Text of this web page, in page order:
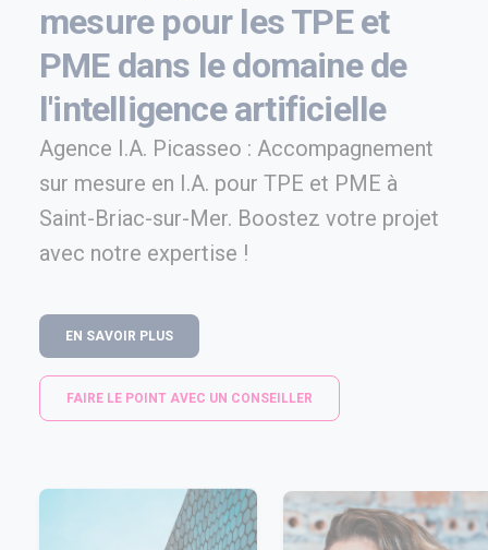
mesure pour les TPE et
PME dans le domaine de
l'intelligence artificielle
Agence I.A. Picasseo : Accompagnement
sur mesure en I.A. pour TPE et PME à
Saint-Briac-sur-Mer. Boostez votre projet
avec notre expertise !
EN SAVOIR PLUS
FAIRE LE POINT AVEC UN CONSEILLER